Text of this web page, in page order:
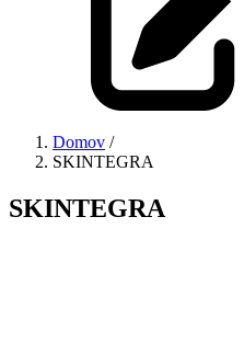
Domov /
SKINTEGRA
SKINTEGRA